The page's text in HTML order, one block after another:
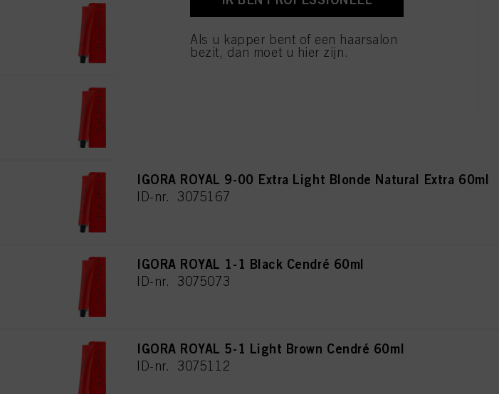
IGORA ROYAL 9-00 Extra Light Blonde Natural Extra 60ml
ID-nr. 3075167
IGORA ROYAL 1-1 Black Cendré 60ml
ID-nr. 3075073
IGORA ROYAL 5-1 Light Brown Cendré 60ml
ID-nr. 3075112
Als u kapper bent of een haarsalon
bezit, dan moet u hier zijn.
alleen cookies gebruikt die technisch noodzakelijk zijn om u deze website